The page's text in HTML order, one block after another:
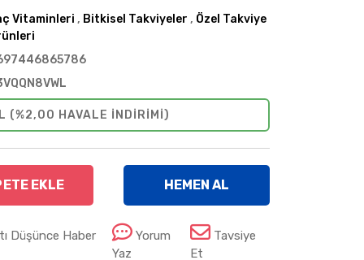
Vitaminleri , Bitkisel Takviyeler , Özel Takviye
(%2,00 HAVALE INDIRIMI)
EKLE HEMEN AL
Düşünce Haber
Yorum
Yaz
Tavsiye
Et